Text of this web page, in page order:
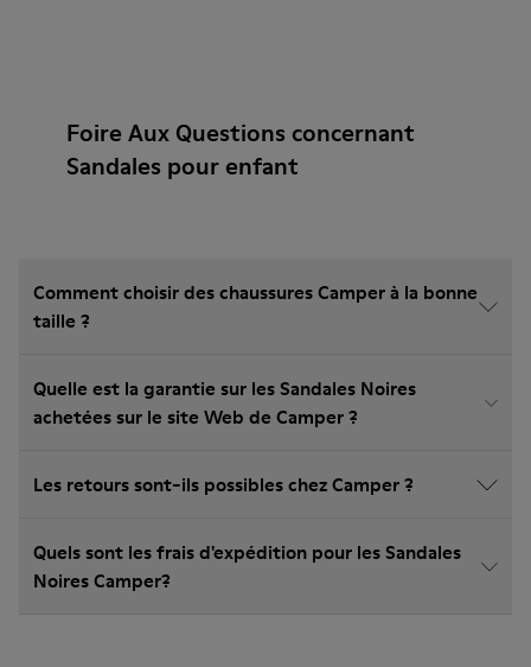
Foire Aux Questions concernant
Sandales pour enfant
Comment choisir des chaussures Camper à la bonne
taille ?
Quelle est la garantie sur les Sandales Noires
achetées sur le site Web de Camper ?
Les retours sont-ils possibles chez Camper ?
Quels sont les frais d'expédition pour les Sandales
Noires Camper?